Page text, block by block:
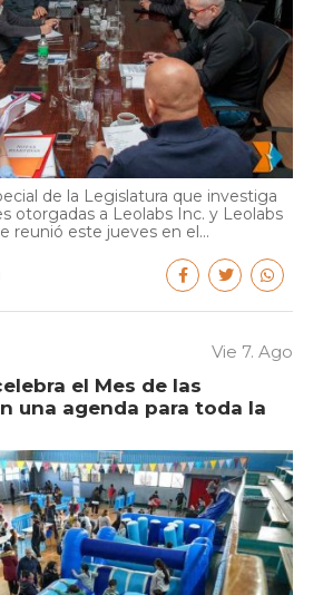
de la Legislatura que investiga
otorgadas a Leolabs Inc. y Leolabs
reunió este jueves en el...
Vie 7. Ago
el Mes de las
una agenda para toda la